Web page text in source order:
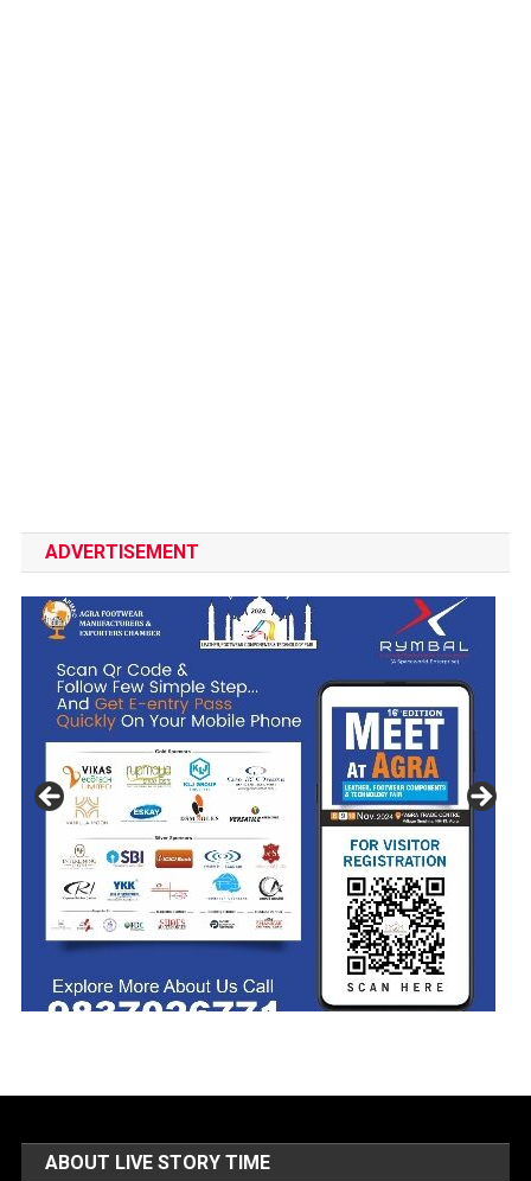
ADVERTISEMENT
ABOUT LIVE STORY TIME